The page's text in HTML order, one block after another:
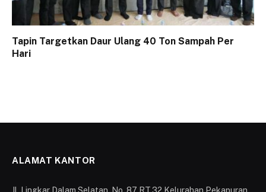
Tapin Targetkan Daur Ulang 40 Ton Sampah Per
Hari
ALAMAT KANTOR